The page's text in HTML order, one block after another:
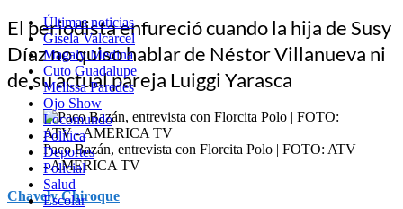
Últimas noticias
Gisela Valcarcel
Magaly Medina
Cuto Guadalupe
Melissa Paredes
Ojo Show
Locomundo
Política
Deportes
Policial
Salud
Escolar
El periodista enfureció cuando la hija de Susy
Díaz no quiso hablar de Néstor Villanueva ni
de su actual pareja Luiggi Yarasca
Paco Bazán, entrevista con Florcita Polo | FOTO: ATV
- AMERICA TV
Chavely Chiroque